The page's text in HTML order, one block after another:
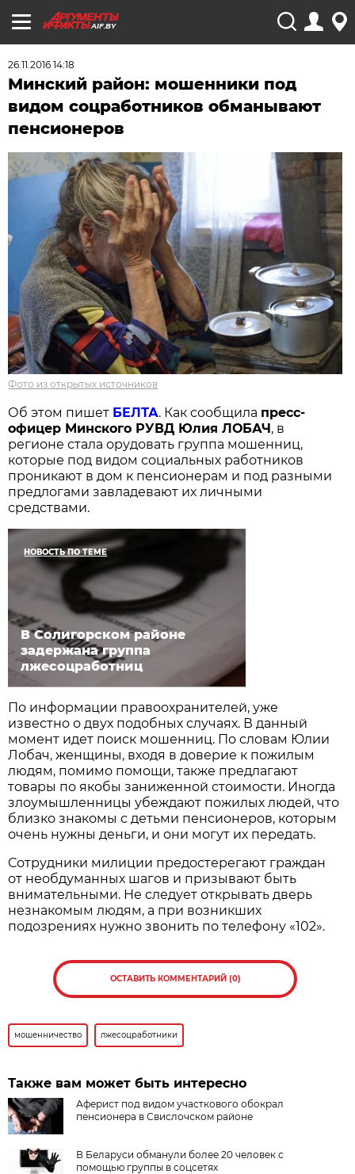
AIF.BY
26.11.2016 14:18
Минский район: мошенники под
видом соцработников обманывают
пенсионеров
Фото из открытых источников
Об этом пишет БЕЛТА. Как сообщила пресс-
офицер Минского РУВД ЮлияЛОБАЧ, в
регионе стала орудовать группа мошенниц,
которые под видом социальных работников
проникают в дом к пенсионерам и под разными
предлогами завладевают их личными
средствами.
НОВОСТЬ ПО ТЕМЕ
В Солигорском районе
задержана группа
лжесоцработниц
По информации правоохранителей, уже
известно о двух подобных случаях. В данный
момент идет поиск мошенниц. По словам Юлии
Лобач, женщины, входя в доверие к пожилым
людям, помимо помощи, также предлагают
товары по якобы заниженной стоимости. Иногда
злоумышленницы убеждают пожилых людей, что
близко знакомы с детьми пенсионеров, которым
очень нужны деньги, и они могут их передать.
Сотрудники милиции предостерегают граждан
от необдуманных шагов и призывают быть
внимательными. Не следует открывать дверь
незнакомым людям, а при возникших
подозрениях нужно звонить по телефону «102».
ОСТАВИТЬ КОММЕНТАРИЙ (0)
мошенничество лжесоцработники
Также вам может быть интересно
Аферист под видом участкового обокрал
пенсионера в Свислочском районе
В Беларуси обманули более 20 человек с
помощью группы в соцсетях